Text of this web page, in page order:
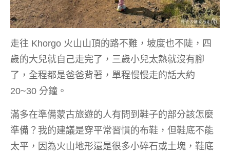
走往 Khorgo 火山山頂的路不難，坡度也不陡，四
歲的大兒就自己走完了，三歲小兒太熱就沒有腳
了，全程都是爸爸背著，單程慢慢走的話大約
20~30 分鐘。
滿多在準備蒙古旅遊的人有問到鞋子的部分該怎麼
準備？我的建議是穿平常習慣的布鞋，但鞋底不能
太平，因為火山地形還是很多小碎石或土塊，鞋底